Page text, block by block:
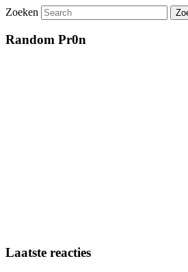
Zoeken
Random Pr0n
Laatste reacties